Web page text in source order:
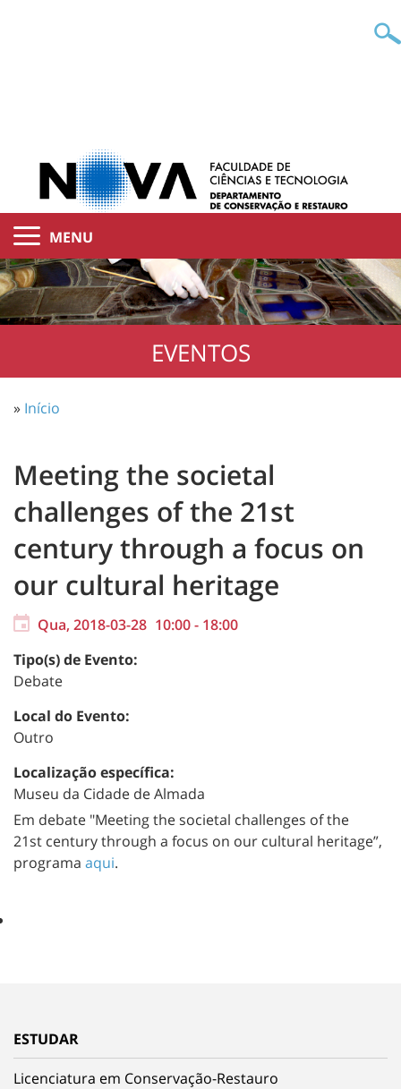
MENU
EVENTOS
» Início
Meeting the societal
challenges of the 21st
century through a focus on
our cultural heritage
Qua, 2018-03-28 10:00- 18:00
Tipo(s) de Evento:
Debate
Local do Evento:
Outro
Localização específica:
Museu da Cidade de Almada
Em debate "Meeting the societal challenges of the
21st century through a focus on our cultural heritage”,
programa aqui.
ESTUDAR
Licenciatura em Conservação-Restauro